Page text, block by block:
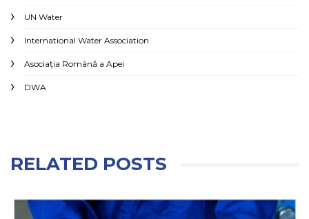
UN Water
International Water Association
Asociaţia Română a Apei
DWA
RELATED POSTS